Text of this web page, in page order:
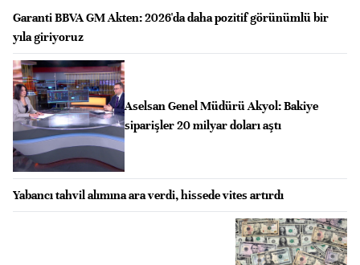
Garanti BBVA GM Akten: 2026'da daha pozitif görünümlü bir
yıla giriyoruz
Aselsan Genel Müdürü Akyol: Bakiye
siparişler 20 milyar doları aştı
Yabancı tahvil alımına ara verdi, hissede vites artırdı